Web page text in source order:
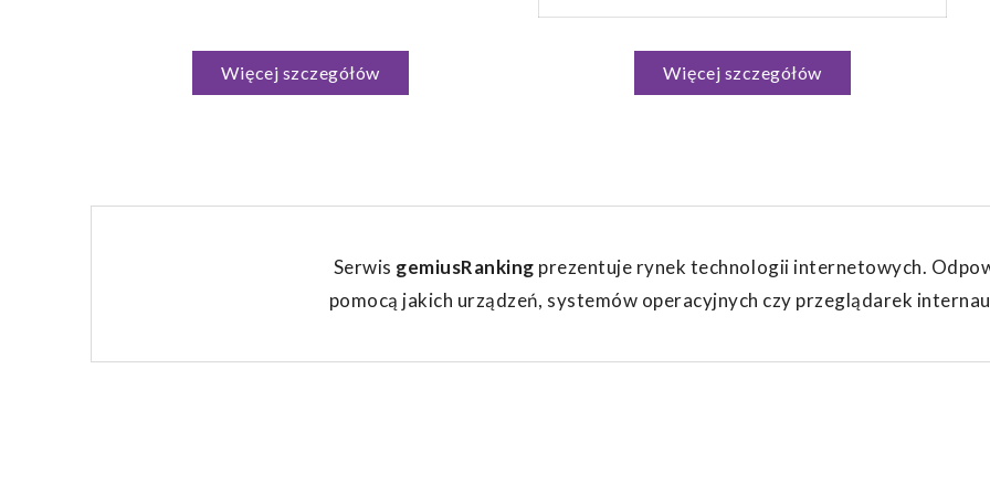
Więcej szczegółów Więcej szczegółów
Serwis gemiusRanking prezentuje rynek technologii internetowych.
pomocą jakich urządzeń, systemów operacyjnych czy przeglądarek